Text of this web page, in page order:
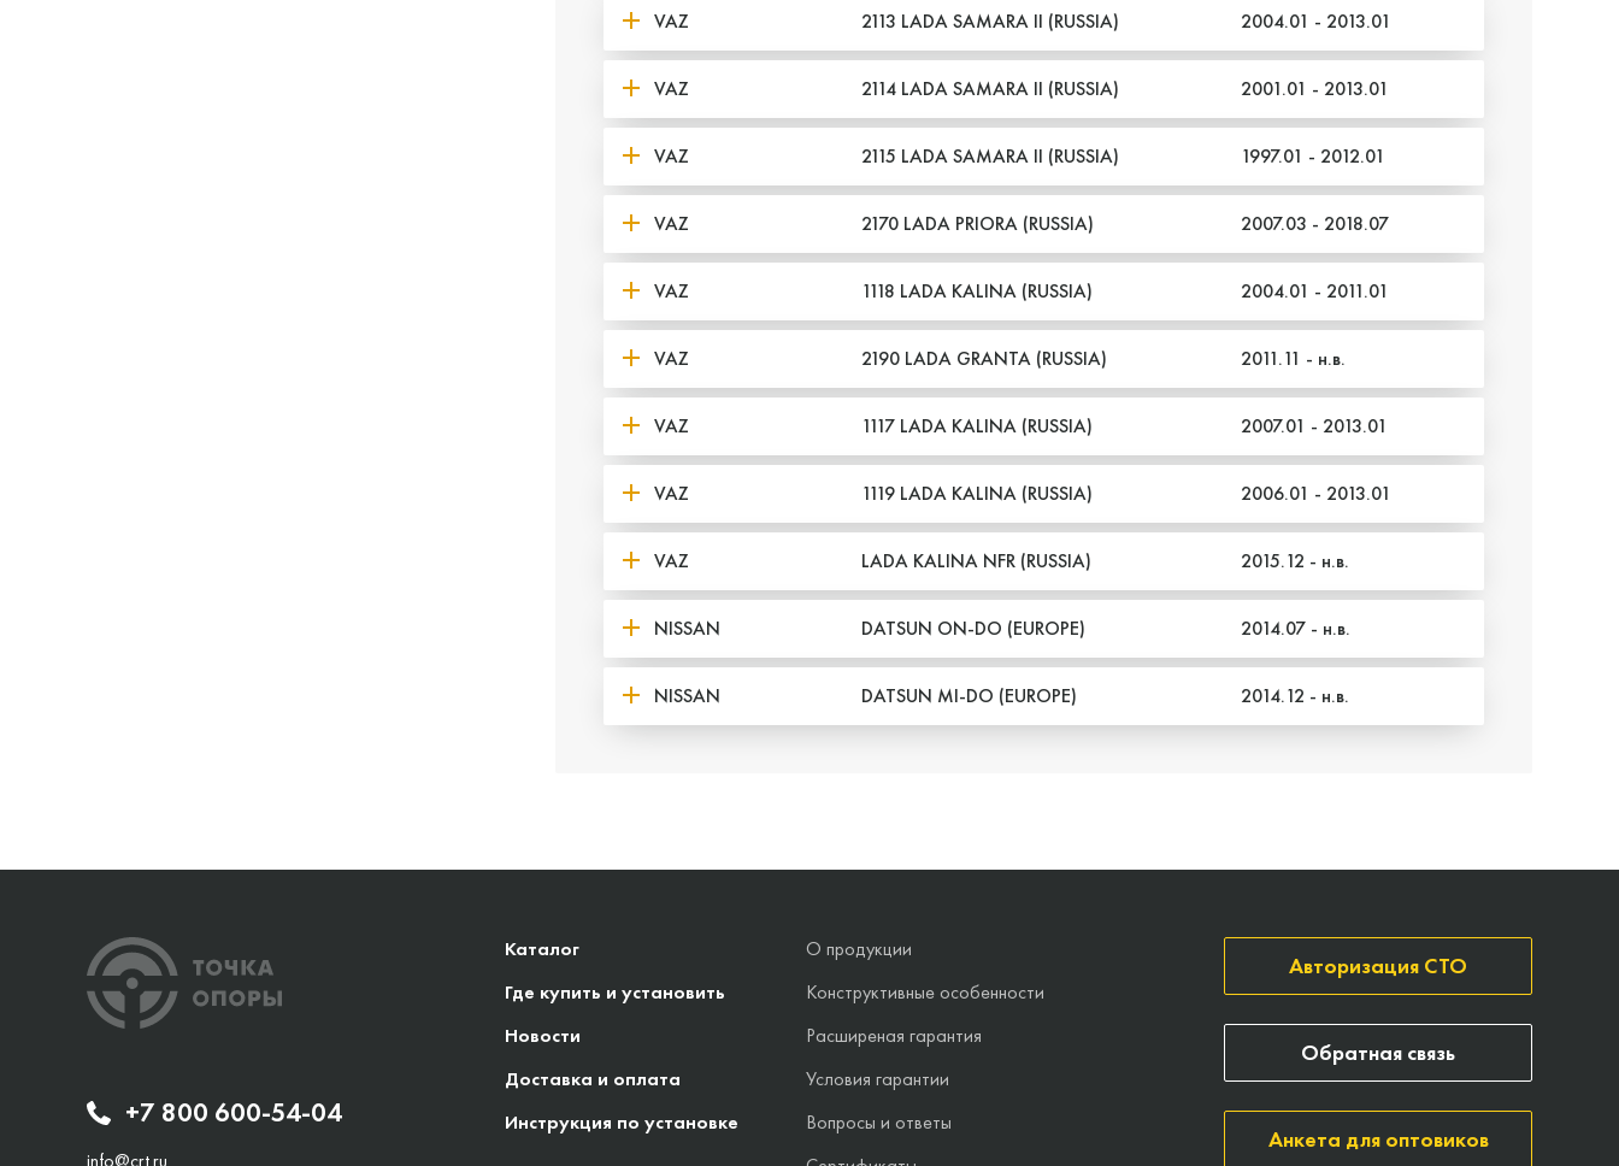
VAZ 2113 LADA SAMARA II (RUSSIA) 2004.01 - 2013.01
VAZ 2114 LADA SAMARA II (RUSSIA) 2001.01 - 2013.01
VAZ 2115 LADA SAMARA II (RUSSIA) 1997.01 - 2012.01
VAZ 2170 LADA PRIORA (RUSSIA) 2007.03 - 2018.07
VAZ 1118 LADA KALINA (RUSSIA) 2004.01 - 2011.01
VAZ 2190 LADA GRANTA (RUSSIA) 2011.11 - н.в.
VAZ 1117 LADA KALINA (RUSSIA) 2007.01 - 2013.01
VAZ 1119 LADA KALINA (RUSSIA) 2006.01 - 2013.01
VAZ LADA KALINA NFR (RUSSIA) 2015.12 - н.в.
NISSAN DATSUN ON-DO (EUROPE) 2014.07 - н.в.
NISSAN DATSUN MI-DO (EUROPE) 2014.12 - н.в.
+7 800 600-54-04
info@crt.ru
Каталог
Где купить и установить
Новости
Доставка и оплата
Инструкция по установке
О продукции
Конструктивные особенности
Расширеная гарантия
Условия гарантии
Вопросы и ответы
Авторизация СТО
Анкета для оптовиков
Обратная связь